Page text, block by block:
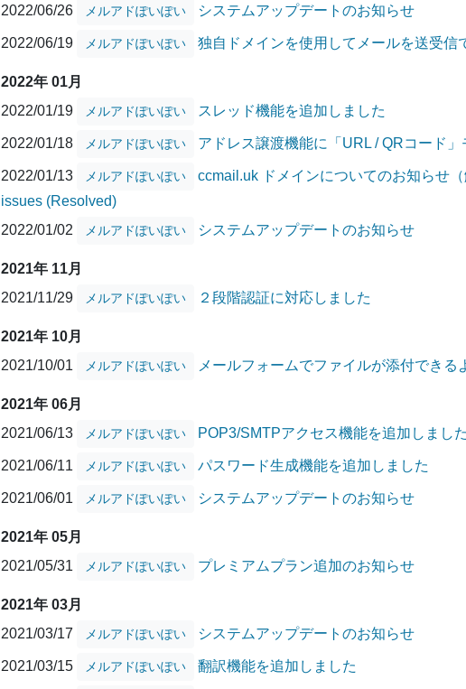
2022/06/26
メルアドぽいぽい システムアップデートのお知らせ
2022/06/19 メルアドぽいぽい 独自ドメインを使用してメールを送受信
2022年 01月
2022/01/19
メルアドぽいぽい スレッド機能を追加しました
2022/01/18 メルアドぽいぽい アドレス譲渡機能に「URL / QRコード
2022/01/13 メルアドぽいぽい
ccmail.uk ドメインについてのお知らせ
issues (Resolved)
2022/01/02
メルアドぽいぽい システムアップデートのお知らせ
2021年 11月
2021/11/29
メルアドぽいぽい ２段階認証に対応しました
2021年 10月
2021/10/01
メルアドぽいぽい メールフォームでファイルが添付できる
2021年 06月
2021/06/13
メルアドぽいぽい POP3/SMTPアクセス機能を追加しました
2021/06/11 メルアドぽいぽい パスワード生成機能を追加しました
2021/06/01 メルアドぽいぽい システムアップデートのお知らせ
2021年 05月
2021/05/31
メルアドぽいぽい プレミアムプラン追加のお知らせ
2021年 03月
2021/03/17
メルアドぽいぽい システムアップデートのお知らせ
2021/03/15 メルアドぽいぽい 翻訳機能を追加しました